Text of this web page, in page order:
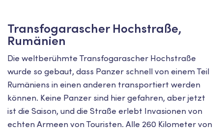
Transfogarascher Hochstraße,
Rumänien
Die weltberühmte Transfogarascher Hochstraße
wurde so gebaut, dass Panzer schnell von einem Teil
Rumäniens in einen anderen transportiert werden
können. Keine Panzer sind hier gefahren, aber jetzt
ist die Saison, und die Straße erlebt Invasionen von
echten Armeen von Touristen. Alle 260 Kilometer von